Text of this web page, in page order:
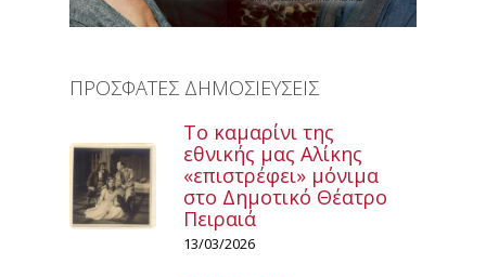
ΠΡΟΣΦΑΤΕΣ ΔΗΜΟΣΙΕΥΣΕΙΣ
Το καμαρίνι της
εθνικής μας Αλίκης
«επιστρέφει» μόνιμα
στο Δημοτικό Θέατρο
Πειραιά
13/03/2026